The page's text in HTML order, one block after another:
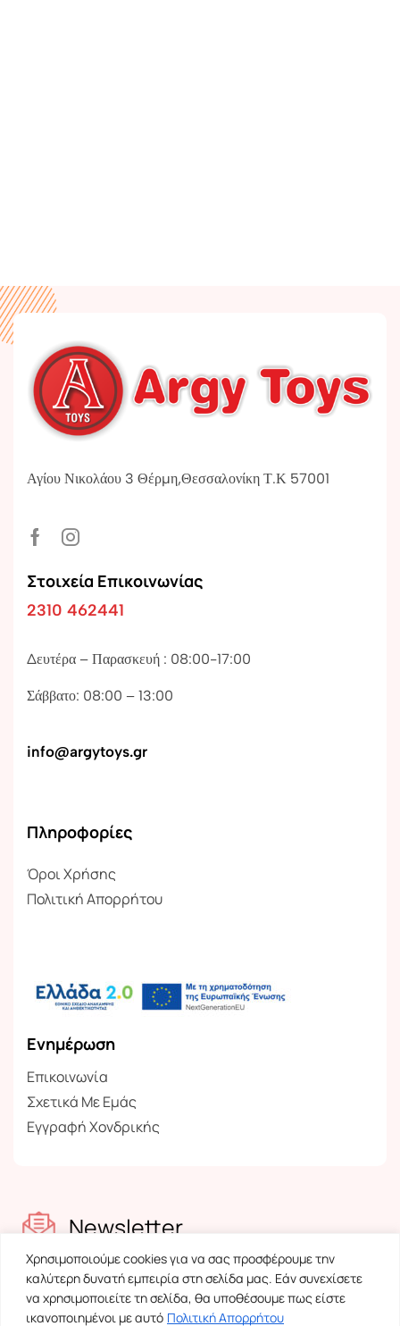
Χρησιμοποιούμε cookies για να σας προσφέρουμε την
καλύτερη δυνατή εμπειρία στη σελίδα μας. Εάν συνεχίσετε
να χρησιμοποιείτε τη σελίδα, θα υποθέσουμε πως είστε
ικανοποιημένοι με αυτό Πολιτική Απορρήτου
Αγίου Νικολάου 3 Θέρμη,Θεσσαλονίκη Τ.Κ 57001
Στοιχεία Επικοινωνίας
2310 462441
Δευτέρα – Παρασκευή : 08:00-17:00
Σάββατο: 08:00 – 13:00
info@argytoys.gr
Πληροφορίες
Όροι Χρήσης
Πολιτική Απορρήτου
Ενημέρωση
Επικοινωνία
Σχετικά Με Εμάς
Εγγραφή Χονδρικής
Newsletter
Ενημερωθείτε για τα νέα μας